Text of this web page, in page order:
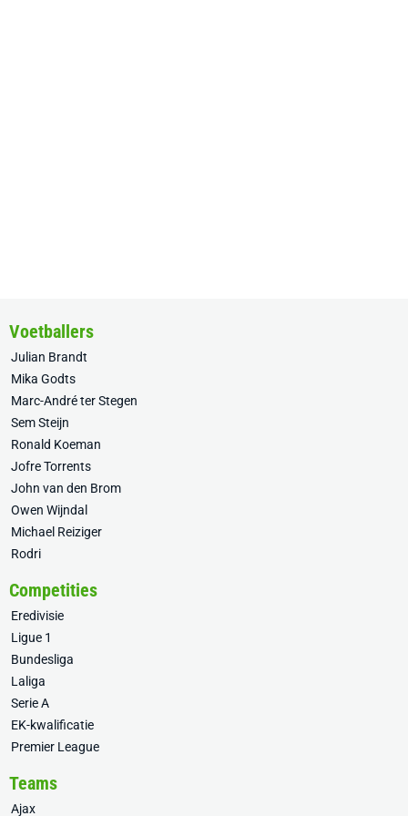
Voetballers
Julian Brandt
Mika Godts
Marc-André ter Stegen
Sem Steijn
Ronald Koeman
Jofre Torrents
John van den Brom
Owen Wijndal
Michael Reiziger
Rodri
Competities
Eredivisie
Ligue 1
Bundesliga
Laliga
Serie A
EK-kwalificatie
Premier League
Teams
Ajax